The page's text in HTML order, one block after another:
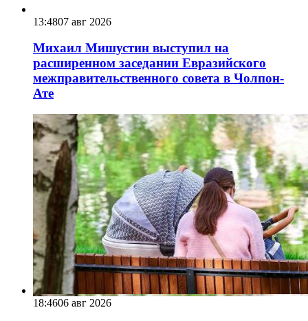
13:4807 авг 2026
Михаил Мишустин выступил на
расширенном заседании Евразийского
межправительственного совета в Чолпон-
Ате
18:4606 авг 2026